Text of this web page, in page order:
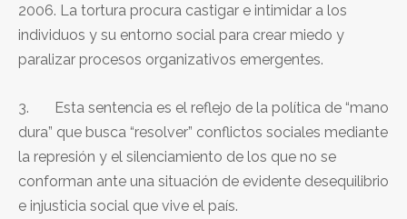
2006. La tortura procura castigar e intimidar a los
individuos y su entorno social para crear miedo y
paralizar procesos organizativos emergentes.
3. Esta sentencia es el reflejo de la política de “mano
dura” que busca “resolver” conflictos sociales mediante
la represión y el silenciamiento de los que no se
conforman ante una situación de evidente desequilibrio
e injusticia social que vive el país.